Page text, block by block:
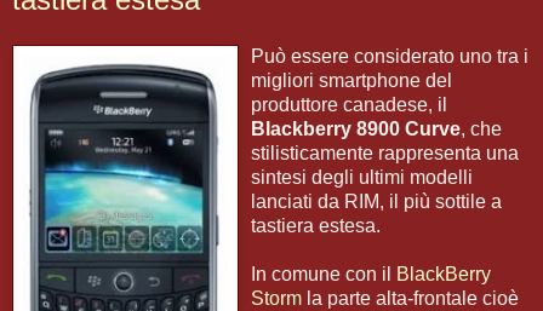
Può essere considerato uno tra i
migliori smartphone del
produttore canadese, il
Blackberry 8900 Curve, che
stilisticamente rappresenta una
sintesi degli ultimi modelli
lanciati da RIM, il più sottile a
tastiera estesa.
In comune con il
BlackBerry
Storm la parte alta-frontale cioè